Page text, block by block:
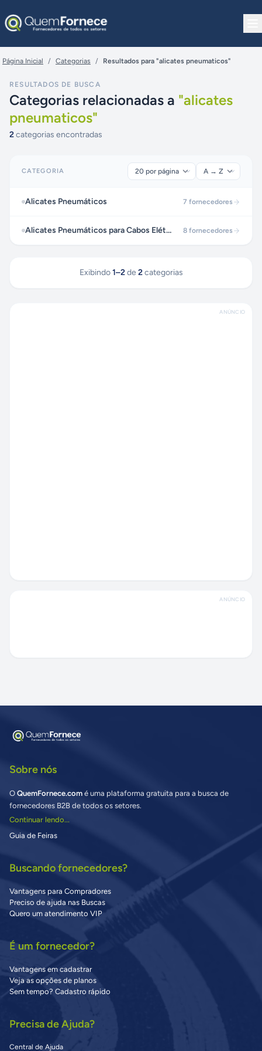
Página Inicial / Categorias / Resultados para "alicates pneumaticos"
RESULTADOS DE BUSCA
Categorias relacionadas a "alicates
pneumaticos"
2categorias encontradas
CATEGORIA
Alicates Pneumáticos 7 fornecedores
Alicates Pneumáticos para Cabos Elétricos 8 fornecedores
Exibindo 1–2 de 2 categorias
ANÚNCIO
ANÚNCIO
Sobre nós
O QuemFornece.com é uma plataforma gratuita para a busca de
fornecedores B2B de todos os setores.
Continuar lendo...
Guia de Feiras
Buscando fornecedores?
Vantagens para Compradores
Preciso de ajuda nas Buscas
Quero um atendimento VIP
É um fornecedor?
Vantagens em cadastrar
Veja as opções de planos
Sem tempo? Cadastro rápido
Precisa de Ajuda?
Central de Ajuda